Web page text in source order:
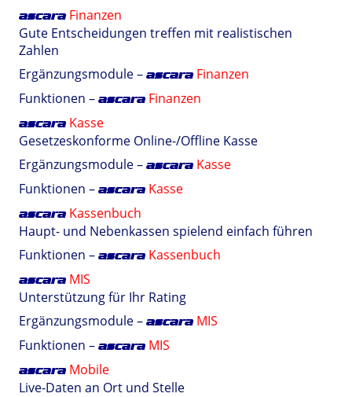
ascara Finanzen
Gute Entscheidungen treffen mit realistischen
Zahlen
Ergänzungsmodule – ascara Finanzen
Funktionen – ascara Finanzen
ascara Kasse
Gesetzeskonforme Online-/Offline Kasse
Ergänzungsmodule – ascara Kasse
Funktionen – ascara Kasse
ascara Kassenbuch
Haupt- und Nebenkassen spielend einfach führen
Funktionen – ascara Kassenbuch
ascara MIS
Unterstützung für Ihr Rating
Ergänzungsmodule – ascara MIS
Funktionen – ascara MIS
ascara Mobile
Live-Daten an Ort und Stelle